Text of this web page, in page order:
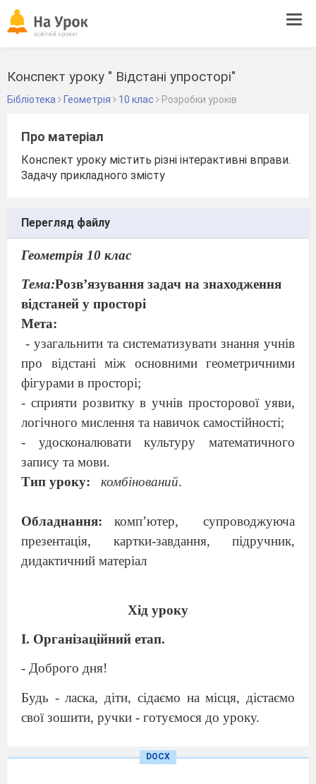
Конспект уроку " Відстані упросторі"
Бібліотека Геометрія 10 клас Розробки уроків
Про матеріал
Конспект уроку містить різні інтерактивні вправи.
Задачу прикладного змісту
Перегляд файлу
Геометрія 10 клас
Тема:Розв’язування задач на знаходження
відстаней у просторі
Мета:
- узагальнити та систематизувати знання учнів
про відстані між основними геометричними
фігурами в просторі;
- сприяти розвитку в учнів просторової уяви,
логічного мислення та навичок самостійності;
- удосконалювати культуру математичного
запису та мови.
Тип уроку:
комбінований.
Обладнання: комп’ютер,
супроводжуюча
презентація, картки-завдання, підручник,
дидактичний матеріал
Хід уроку
I. Організаційний етап.
- Доброго дня!
Будь - ласка, діти, сідаємо на місця, дістаємо
свої зошити, ручки - готуємося до уроку.
настрій?»
DOCX